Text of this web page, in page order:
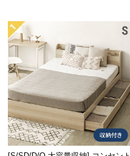
つ
い
開
梱
設
置
サ